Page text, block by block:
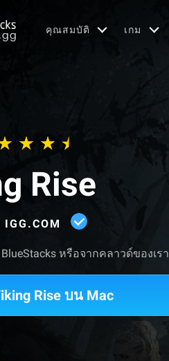
คุณสมบัติ เกม
Rise
IGG.COM
หรือจากคลาวด์ของเรา
Rise บน Mac